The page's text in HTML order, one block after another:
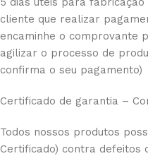
cliente que realizar
encaminhe o comprovante
agilizar o processo de
confirma o seu pagamento)
Certificado de garantia –
Todos nossos produtos
Certificado) contra defeitos